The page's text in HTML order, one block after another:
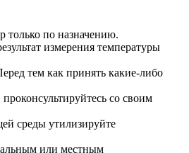
только по назначению.
измерения температуры
тем как принять какие-либо
со своим
среды утилизируйте
или местным